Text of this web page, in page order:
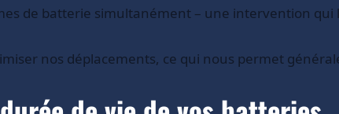
de batterie simultanément – une intervention qui
nos déplacements, ce qui nous permet